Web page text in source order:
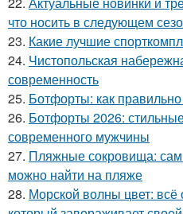
что носить в следующем
23. Какие лучшие
24. Чистопольская
современность
25. Ботфорты: как
26. Ботфорты 2026:
современного мужчины
27. Пляжные сокровища:
можно найти на пляже
28. Морской волны цвет: